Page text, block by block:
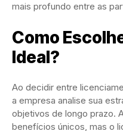
mais profundo entre as
Como
Ideal?
Ao decidir entre
a empresa analise sua
objetivos de longo prazo.
benefícios únicos, mas o